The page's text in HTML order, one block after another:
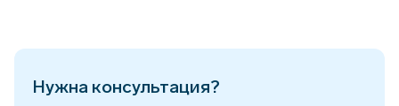
Нужна консультация?